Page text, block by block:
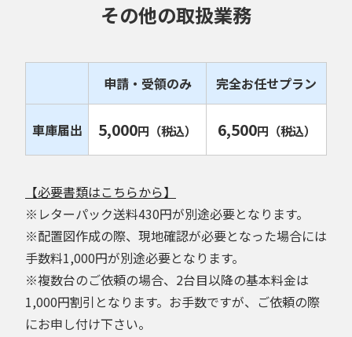
その他の取扱業務
申請・受領のみ 完全お任せプラン
車庫届出 5,000円 （税込） 6,500円 （税込）
【必要書類はこちらから】
※レターパック送料430円が別途必要となります。
※配置図作成の際、現地確認が必要となった場合には
手数料1,000円が別途必要となります。
※複数台のご依頼の場合、2台目以降の基本料金は
1,000円割引となります。お手数ですが、ご依頼の際
にお申し付け下さい。